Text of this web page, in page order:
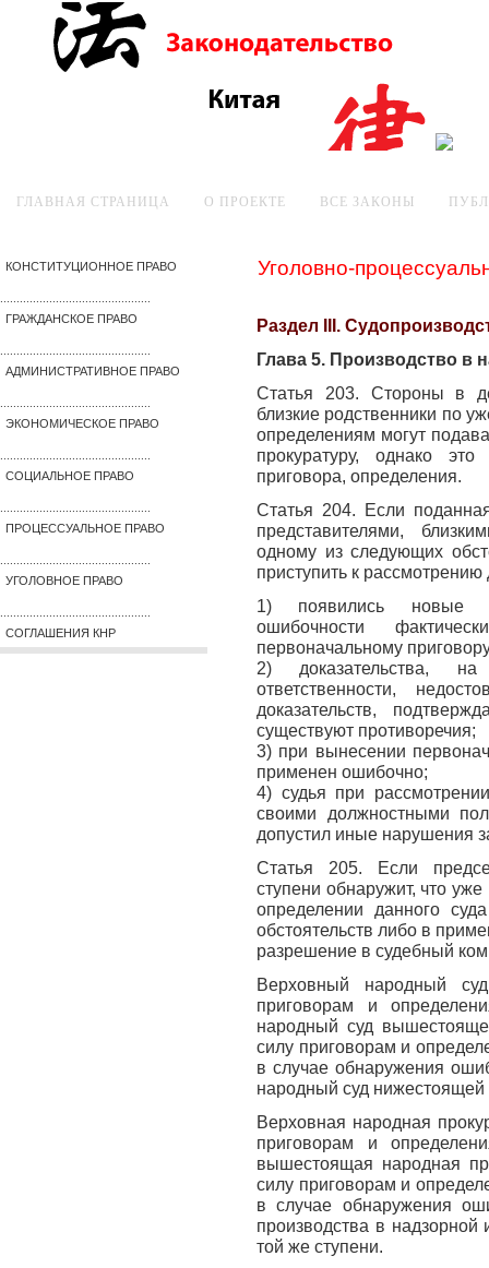
ГЛАВНАЯ СТРАНИЦА О ПРОЕКТЕ ВСЕ ЗАКОНЫ
КОНСТИТУЦИОННОЕ ПРАВО
ГРАЖДАНСКОЕ ПРАВО
АДМИНИСТРАТИВНОЕ ПРАВО
ЭКОНОМИЧЕСКОЕ ПРАВО
СОЦИАЛЬНОЕ ПРАВО
ПРОЦЕССУАЛЬНОЕ ПРАВО
УГОЛОВНОЕ ПРАВО
СОГЛАШЕНИЯ КНР
Уголовно-
Раздел III.
Глава 5. Производство в
Статья 203. Стороны в
близкие родственники по
определениям могут
прокуратуру, однако
приговора, определения.
Статья 204. Если
представителями,
одному из следующих
приступить к рассмотрению
1) появились новые
ошибочности
первоначальному
2) доказательства,
ответственности,
доказательств,
существуют противоречия;
3) при вынесении
применен ошибочно;
4) судья при
своими должностными
допустил иные нарушения
Статья 205. Если
ступени обнаружит, что
определении данного
обстоятельств либо в
разрешение в судебный
Верховный народный
приговорам и
народный суд
силу приговорам и
в случае обнаружения
народный суд нижестоящей
Верховная народная
приговорам и
вышестоящая народная
силу приговорам и
в случае обнаружения
производства в надзорной
той же ступени.